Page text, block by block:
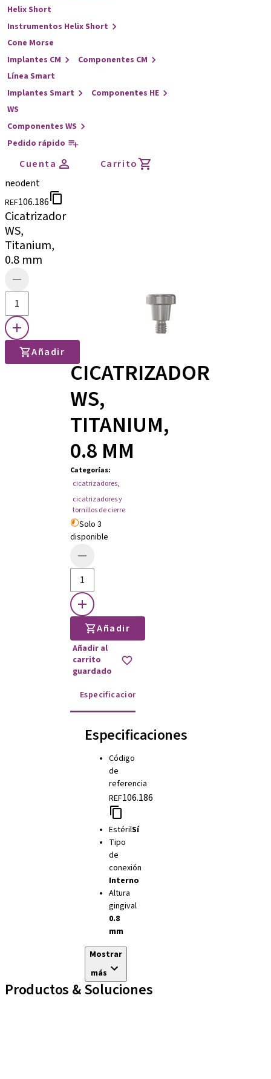
Helix Short
Instrumentos Helix Short
Cone Morse
Implantes CM
Componentes CM
Línea Smart
Implantes Smart
Componentes HE
WS
Componentes WS
Pedido rápido
Cuenta
Carrito
neodent
REF106.186
Cicatrizador
WS,
Titanium,
0.8 mm
Añadir
CICATRIZADOR
WS,
TITANIUM,
0.8 MM
Categorías:
cicatrizadores,
cicatrizadores y
tornillos de cierre
Solo 3
disponible
Añadir
Añadir al
carrito
guardado
Especificaciones
Especificaciones
Código
de
referencia
REF106.186
EstérilSí
Tipo
de
conexión
Interno
Altura
gingival
0.8
mm
Mostrar
más
Productos & Soluciones